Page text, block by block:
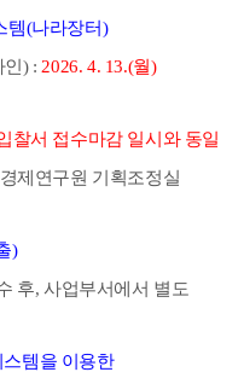
템(나라장터)
인) : 2026. 4. 13.(월)
찰서 접수마감 일시와 동일
제연구원 기획조정실
)
후,사업부서에서 별도
템을 이용한